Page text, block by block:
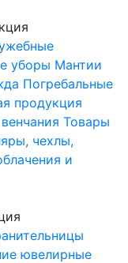
уборы Мантии
Погребальные
продукция
Товары
чехлы,
и
ювелирные